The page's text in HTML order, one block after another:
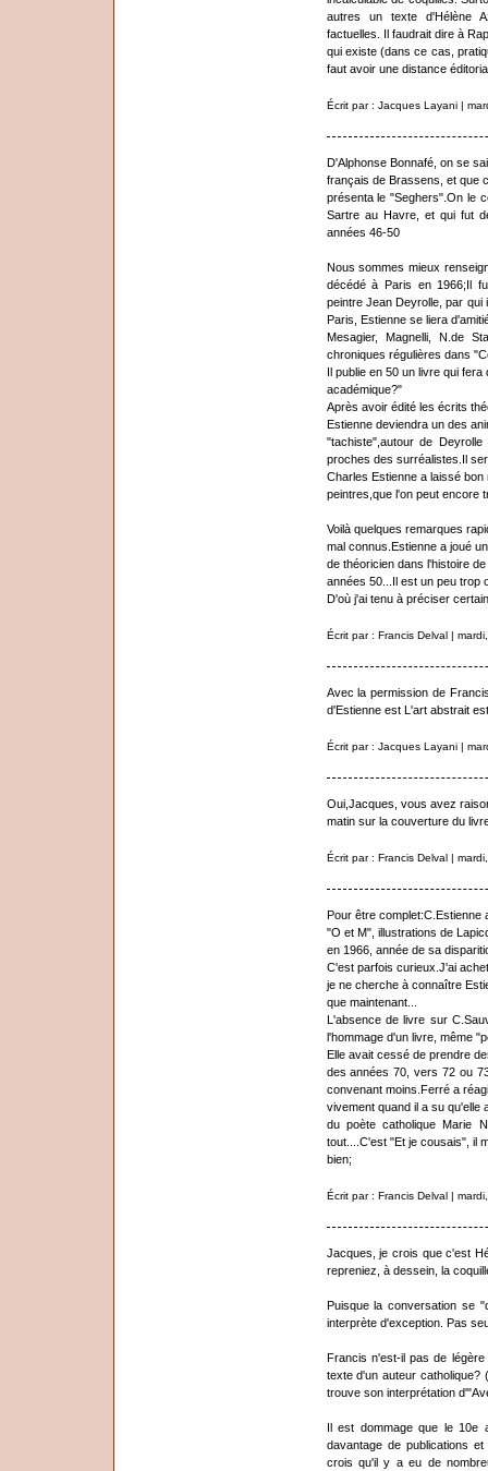
autres un texte d'Hélène
factuelles. Il faudrait dire à
qui existe (dans ce cas,
faut avoir une distance
Écrit par : Jacques Layani |
D'Alphonse Bonnafé, on se
français de Brassens, et que
présenta le "Seghers".On le
Sartre au Havre, et qui fut
années 46-50
Nous sommes mieux
décédé à Paris en 1966;Il
peintre Jean Deyrolle, par
Paris, Estienne se liera
Mesagier, Magnelli, N.de
chroniques régulières dans
Il publie en 50 un livre qui
académique?"
Après avoir édité les écrits
Estienne deviendra un des
"tachiste",autour de
proches des surréalistes.Il
Charles Estienne a laissé
peintres,que l'on peut encore
Voilà quelques remarques
mal connus.Estienne a joué
de théoricien dans l'histoire
années 50...Il est un peu trop
D'où j'ai tenu à préciser
Écrit par : Francis Delval |
Avec la permission de
d'Estienne est L'art abstrait
Écrit par : Jacques Layani |
Oui,Jacques, vous avez
matin sur la couverture du
Écrit par : Francis Delval |
Pour être complet:C.Estienne
"O et M", illustrations de
en 1966, année de sa
C'est parfois curieux.J'ai
je ne cherche à connaître
que maintenant...
L'absence de livre sur
l'hommage d'un livre, même
Elle avait cessé de prendre
des années 70, vers 72 ou
convenant moins.Ferré a
vivement quand il a su qu'elle
du poète catholique Marie
tout....C'est "Et je cousais", il
bien;
Écrit par : Francis Delval |
Jacques, je crois que c'est
repreniez, à dessein, la
Puisque la conversation se
interprète d'exception. Pas
Francis n'est-il pas de
texte d'un auteur
trouve son interprétation
Il est dommage que le 10e
davantage de publications
crois qu'il y a eu de